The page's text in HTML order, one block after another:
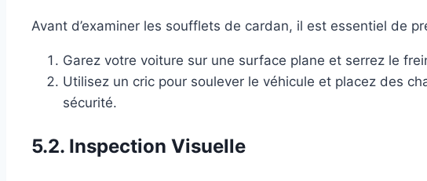
Avant d’examiner les soufflets de cardan, il est essentiel de
Garez votre voiture sur une surface plane et serrez le
Utilisez un cric pour soulever le véhicule et placez des
sécurité.
5.2. Inspection Visuelle